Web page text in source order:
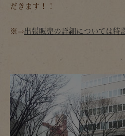
だきます！！
※⇒出張販売の詳細については特